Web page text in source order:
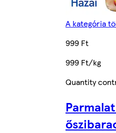
A kategória
999 Ft
999 Ft/kg
Quantity